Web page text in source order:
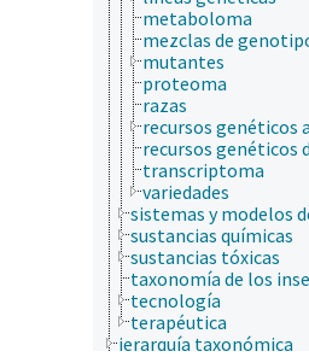
metaboloma
mezclas de
mutantes
proteoma
razas
recursos genéticos
recursos genéticos
transcriptoma
variedades
sistemas y modelos
sustancias químicas
sustancias tóxicas
taxonomía de los
tecnología
terapéutica
jerarquía taxonómica